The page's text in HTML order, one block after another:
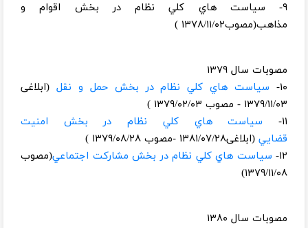
۹- سياست هاي‌ كلي‌ نظام‌ در بخش‌ اقوام‌ و
مذاهب(مصوب۱۳۷۸/۱۱/۰۲ )
مصوبات سال ۱۳۷۹
۱۰-
سياست هاي‌ كلي نظام در بخش‌ حمل‌ و نقل (ابلاغی
۱۳۷۹/۱۱/۰۳ - مصوب ۱۳۷۹/۰۲/۰۳ )
۱۱-
سياست هاي‌ كلي نظام در بخش‌ امنيت‌
قضايي (ابلاغی۱۳۸۱/۰۷/۲۸ -مصوب ۱۳۷۹/۰۸/۲۸ )
۱۲- سياست هاي‌ كلي نظام در بخش‌ مشاركت‌ اجتماعي(مصوب
۱۳۷۹/۱۱/۰۸)
مصوبات سال ۱۳۸۰